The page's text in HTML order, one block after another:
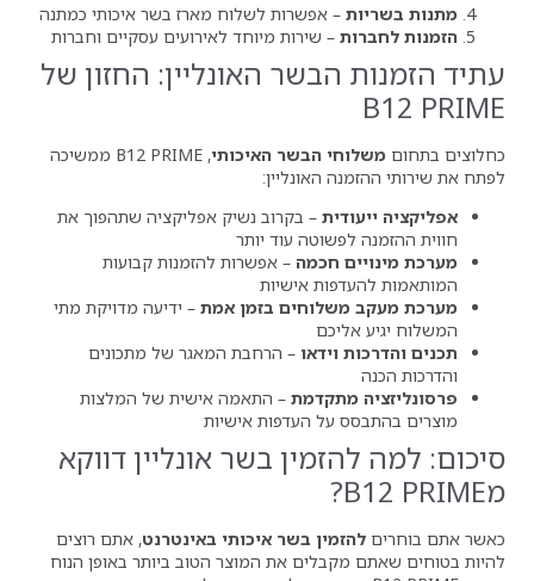
– אפשרות לשלוח מארז בשר איכותי כמתנה
– שירות מיוחד לאירועים עסקיים וחברות
האונליין: החזון של
הבשר האיכותי
, B12 PRIME ממשיכה
האונליין:
– בקרוב נשיק אפליקציה שתהפוך את
עוד יותר
– אפשרות להזמנות קבועות
אישיות
בזמן אמת– ידיעה מדויקת מתי
– הרחבת המאגר של מתכונים
– התאמה אישית של המלצות
על העדפות אישיות
בשר אונליין דווקא
בשר איכותי באינטרנט, אתם רוצים
את המוצר הטוב ביותר באופן הנוח